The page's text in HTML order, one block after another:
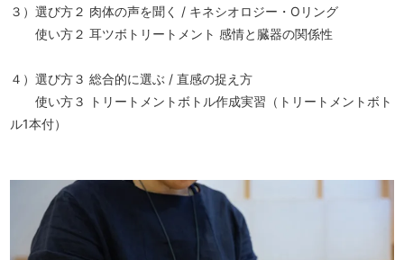
３）選び方２ 肉体の声を聞く / キネシオロジー・Oリング
使い方２ 耳ツボトリートメント 感情と臓器の関係性
４）選び方３ 総合的に選ぶ / 直感の捉え方
使い方３ トリートメントボトル作成実習（トリートメントボト
ル1本付）